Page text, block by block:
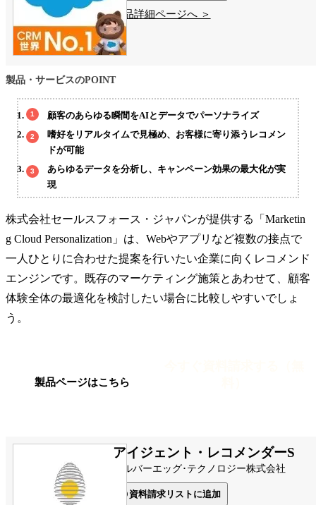
製品詳細ページへ ＞
製品・サービスのPOINT
顧客のあらゆる瞬間をAIとデータでパーソナライズ
嗜好をリアルタイムで見極め、お客様に寄り添うレコメン
ドが可能
あらゆるデータを分析し、キャンペーン効果の最大化が実
現
株式会社セールスフォース・ジャパンが提供する「Marketin
g Cloud Personalization」は、Webやアプリなど複数の接点で
一人ひとりに合わせた提案を行いたい企業に向くレコメンド
エンジンです。既存のマーケティング施策とあわせて、顧客
体験全体の最適化を検討したい場合に比較しやすいでしょ
う。
製品ページはこちら
アイジェント・レコメンダーS
シルバーエッグ･テクノロジー株式会社
資料請求リストに追加